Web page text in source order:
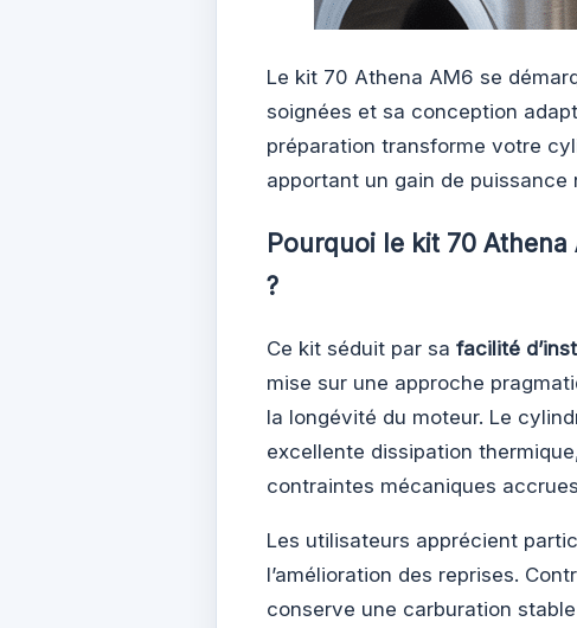
Le kit 70 Athena AM6 se
soignées et sa conception
préparation transforme votre
apportant un gain de puissance
Pourquoi le kit 70
?
Ce kit séduit par sa facilité
mise sur une approche
la longévité du moteur. Le
excellente dissipation
contraintes mécaniques
Les utilisateurs apprécient
l’amélioration des reprises.
conserve une carburation